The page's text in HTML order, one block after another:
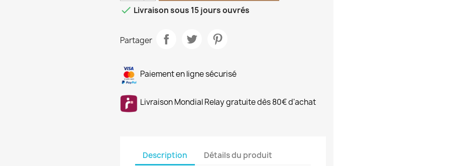
 Livraison sous 15 jours ouvrés
Partager
Paiement en ligne sécurisé
Livraison Mondial Relay gratuite dès 80€ d'achat
Description Détails du produit